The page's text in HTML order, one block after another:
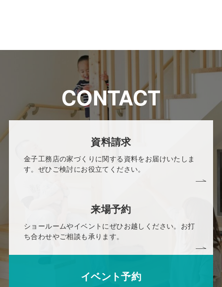
CONTACT
資料請求
金子工務店の家づくりに関する資料をお届けいたしま
す。ぜひご検討にお役立てください。
来場予約
ショールームやイベントにぜひお越しください。お打
ち合わせやご相談も承ります。
イベント予約